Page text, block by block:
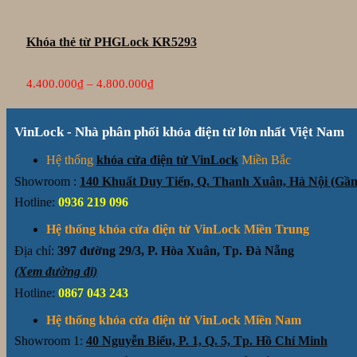
Khóa thẻ từ PHGLock KR5293
4.400.000₫ – 4.800.000₫Khoảng
giá:
đến
VinLock - Nhà phân phối khóa điện tử lớn nhất Việt Nam
Hệ thống khóa cửa điện tử VinLock Miền Bắc
Showroom : 140 Khuất Duy Tiến, Q. Thanh Xuân, Hà Nội
Hotline: 0936 219 096
Hệ thống khóa cửa điện tử VinLock Miền Trung
Địa chỉ: 397 đường 29/3, P. Hòa Xuân, Tp. Đà Nẵng
(Xem đường đi)
Hotline: 0867 043 243
Hệ thống khóa cửa điện tử VinLock Miền Nam
Showroom 1: 40 Nguyễn Biểu, P. 1, Q. 5, Tp. Hồ Chí Minh